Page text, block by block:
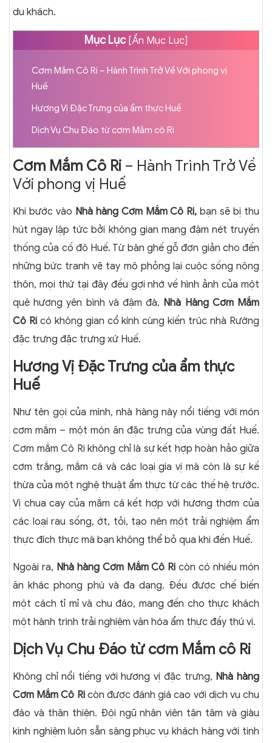
du khách.
Mục Lục [Ẩn Mục Lục]
Cơm Mắm Cô Ri – Hành Trình Trở Về Với phong vị
Huế
Hương Vị Đặc Trưng của ẩm thực Huế
Dịch Vụ Chu Đáo từ cơm Mắm cô Ri
Cơm Mắm Cô Ri – Hành Trình Trở Về
Với phong vị Huế
Khi bước vào Nhà hàng Cơm Mắm Cô Ri, bạn sẽ bị thu
hút ngay lập tức bởi không gian mang đậm nét truyền
thống của cố đô Huế. Từ bàn ghế gỗ đơn giản cho đến
những bức tranh vẽ tay mô phỏng lại cuộc sống nông
thôn, mọi thứ tại đây đều gợi nhớ về hình ảnh của một
quê hương yên bình và đậm đà. Nhà Hàng Cơm Mắm
Cô Ri có không gian cổ kính cùng kiến trúc nhà Rường
đặc trưng đặc trưng xứ Huế.
Hương Vị Đặc Trưng của ẩm thực
Huế
Như tên gọi của mình, nhà hàng này nổi tiếng với món
cơm mắm – một món ăn đặc trưng của vùng đất Huế.
Cơm mắm Cô Ri không chỉ là sự kết hợp hoàn hảo giữa
cơm trắng, mắm cá và các loại gia vị mà còn là sự kế
thừa của một nghệ thuật ẩm thực từ các thế hệ trước.
Vị chua cay của mắm cá kết hợp với hương thơm của
các loại rau sống, ớt, tỏi, tạo nên một trải nghiệm ẩm
thực đích thực mà bạn không thể bỏ qua khi đến Huế.
Ngoài ra, Nhà hàng Cơm Mắm Cô Ri còn có nhiều món
ăn khác phong phú và đa dạng. Đều được chế biến
một cách tỉ mỉ và chu đáo, mang đến cho thực khách
một hành trình trải nghiệm văn hóa ẩm thực đầy thú vị.
Dịch Vụ Chu Đáo từ cơm Mắm cô Ri
Không chỉ nổi tiếng với hương vị đặc trưng, Nhà hàng
Cơm Mắm Cô Ricòn được đánh giá cao với dịch vụ chu
đáo và thân thiện. Đội ngũ nhân viên tận tâm và giàu
kinh nghiệm luôn sẵn sàng phục vụ khách hàng với tinh